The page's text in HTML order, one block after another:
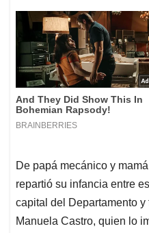
De papá mecánico y
repartió su infancia entre
capital del Departamento
Manuela Castro, quien lo